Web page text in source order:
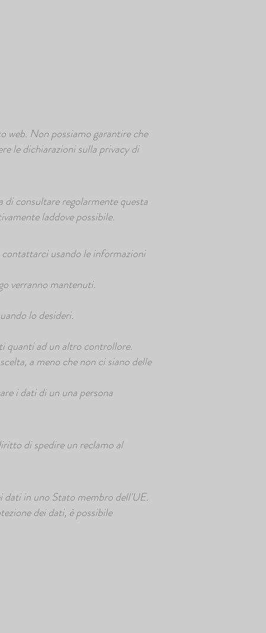
web. Non possiamo garantire che
le dichiarazioni sulla privacy di
consultare regolarmente questa
laddove possibile.
usando le informazioni
verranno mantenuti.
lo desideri.
ad un altro controllore.
a meno che non ci siano delle
i dati di un una persona
di spedire un reclamo al
dati in uno Stato membro dell'UE.
dei dati, è possibile